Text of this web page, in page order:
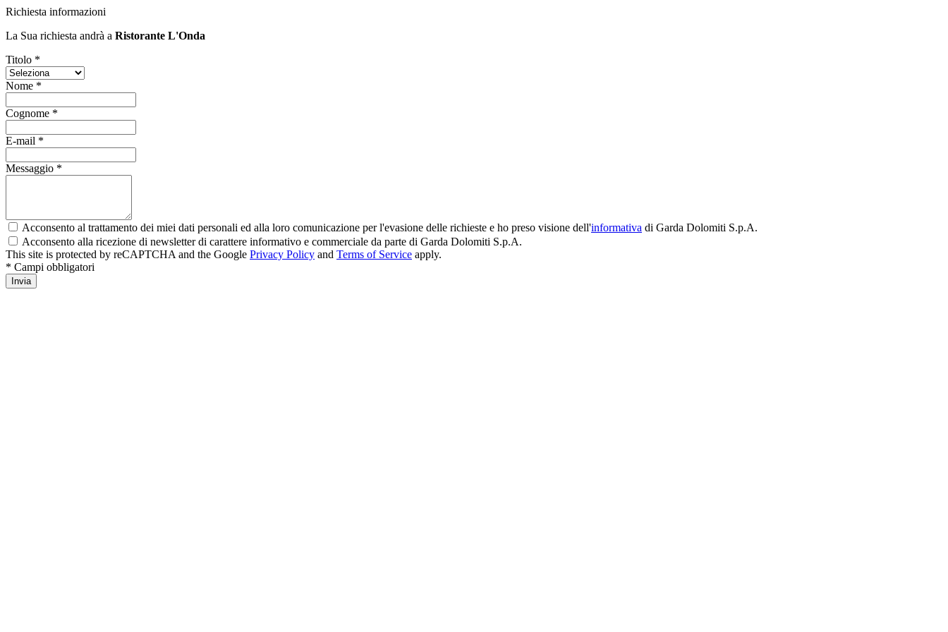
Richiesta informazioni
La Sua richiesta andrà a Ristorante L'Onda
Titolo *
Nome *
Cognome *
E-mail *
Messaggio *
Acconsento al trattamento dei miei dati personali ed alla loro comunicazione per l'evasione delle richieste e ho preso visione dell'informativa di Garda Dolomiti S.p.A.
Acconsento alla ricezione di newsletter di carattere informativo e commerciale da parte di Garda Dolomiti S.p.A.
This site is protected by reCAPTCHA and the Google Privacy Policy and Terms of Service apply.
* Campi obbligatori
Invia